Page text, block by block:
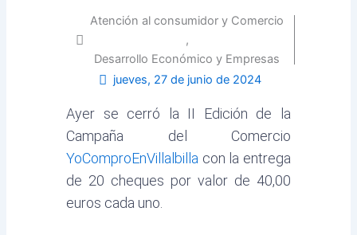
Atención al consumidor y Comercio
,
Desarrollo Económico y Empresas
jueves, 27 de junio de 2024
Ayer se cerró la II Edición de la
Campaña del Comercio
YoComproEnVillalbilla con la entrega
de 20 cheques por valor de 40,00
euros cada uno.